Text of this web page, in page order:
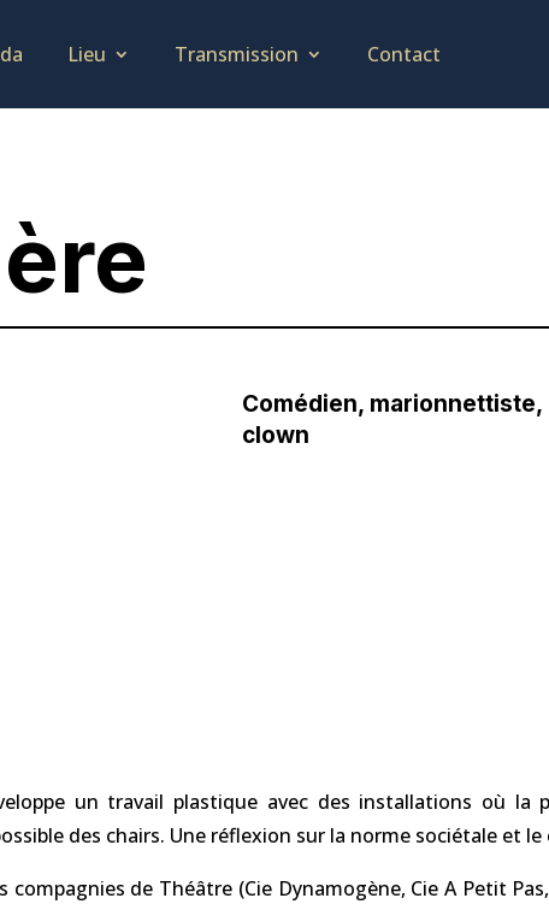
Lieu Transmission Contact
Comédien, marionnettiste,
clown
un travail plastique avec des installations où la
des chairs. Une réflexion sur la norme sociétale et le
de Théâtre (Cie Dynamogène, Cie A Petit